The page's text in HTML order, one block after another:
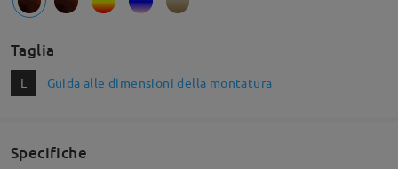
Taglia
L Guida alle dimensioni della montatura
Specifiche